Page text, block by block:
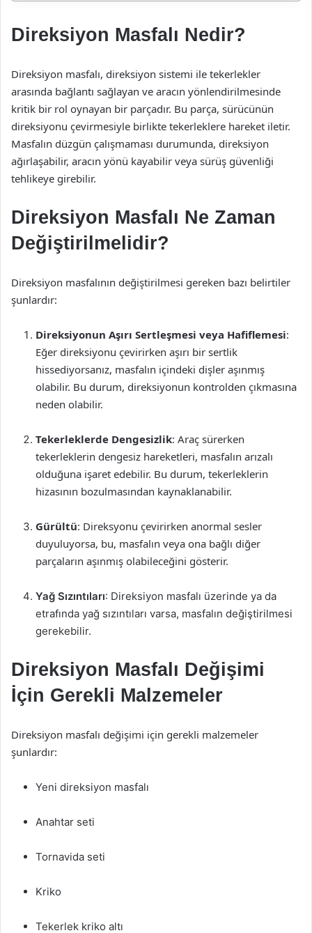
Direksiyon Masfalı Nedir?
Direksiyon masfalı, direksiyon sistemi ile tekerlekler
arasında bağlantı sağlayan ve aracın yönlendirilmesinde
kritik bir rol oynayan bir parçadır. Bu parça, sürücünün
direksiyonu çevirmesiyle birlikte tekerleklere hareket iletir.
Masfalın düzgün çalışmaması durumunda, direksiyon
ağırlaşabilir, aracın yönü kayabilir veya sürüş güvenliği
tehlikeye girebilir.
Direksiyon Masfalı Ne Zaman
Değiştirilmelidir?
Direksiyon masfalının değiştirilmesi gereken bazı belirtiler
şunlardır:
Direksiyonun Aşırı Sertleşmesi veya Hafiflemesi:
Eğer direksiyonu çevirirken aşırı bir sertlik
hissediyorsanız, masfalın içindeki dişler aşınmış
olabilir. Bu durum, direksiyonun kontrolden çıkmasına
neden olabilir.
Tekerleklerde Dengesizlik: Araç sürerken
tekerleklerin dengesiz hareketleri, masfalın arızalı
olduğuna işaret edebilir. Bu durum, tekerleklerin
hizasının bozulmasından kaynaklanabilir.
Gürültü: Direksyonu çevirirken anormal sesler
duyuluyorsa, bu, masfalın veya ona bağlı diğer
parçaların aşınmış olabileceğini gösterir.
Yağ Sızıntıları: Direksiyon masfalı üzerinde ya da
etrafında yağ sızıntıları varsa, masfalın değiştirilmesi
gerekebilir.
Direksiyon Masfalı Değişimi
İçin Gerekli Malzemeler
Direksiyon masfalı değişimi için gerekli malzemeler
şunlardır:
Yeni direksiyon masfalı
Anahtar seti
Tornavida seti
Kriko
Tekerlek kriko altı